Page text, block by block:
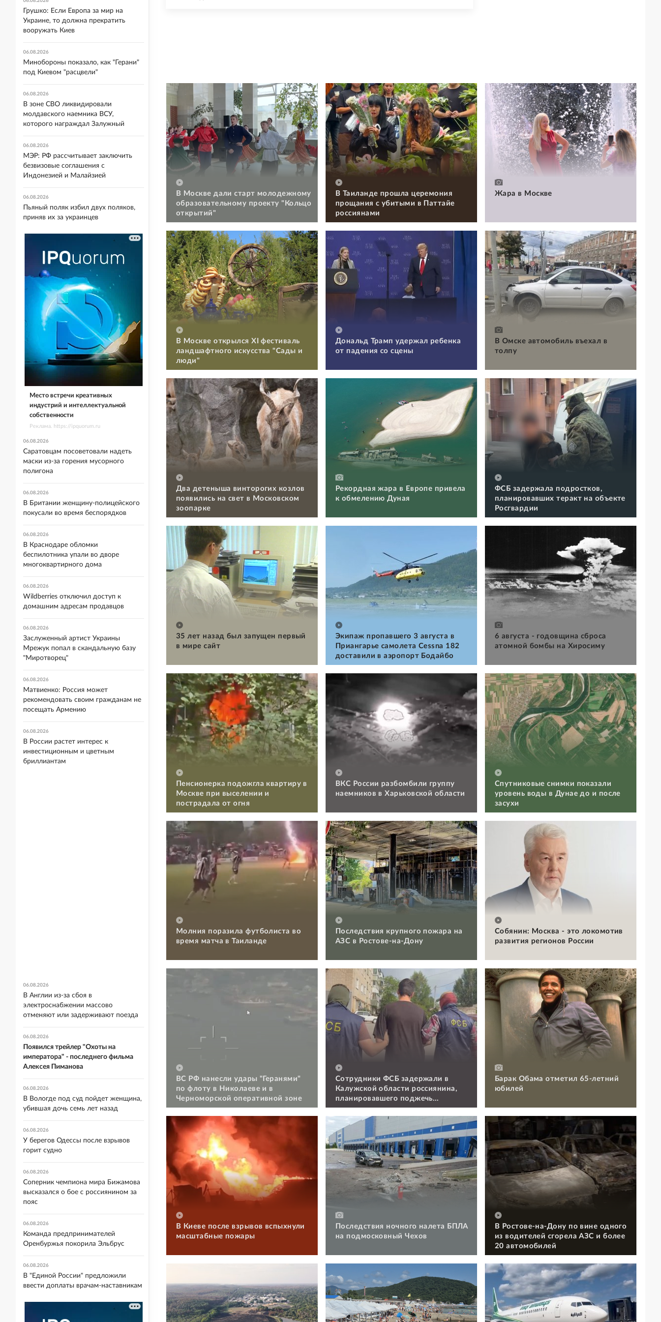
В Москве дали старт молодежному
образовательному проекту "Кольцо
открытий"
В Таиланде прошла церемония
прощания с убитыми в Паттайе
россиянами
Жара в Москве
В Москве открылся XI фестиваль
ландшафтного искусства "Сады и
люди"
Дональд Трамп удержал ребенка
от падения со сцены
В Омске автомобиль въехал в
толпу
Два детеныша винторогих козлов
появились на свет в Московском
зоопарке
Рекордная жара в Европе привела
к обмелению Дуная
ФСБ задержала подростков,
планировавших теракт на объекте
Росгвардии
35 лет назад был запущен первый
в мире сайт
Экипаж пропавшего 3 августа в
Приангарье самолета Cessna 182
доставили в аэропорт Бодайбо
6 августа - годовщина сброса
атомной бомбы на Хиросиму
Пенсионерка подожгла квартиру в
Москве при выселении и
пострадала от огня
ВКС России разбомбили группу
наемников в Харьковской области
Спутниковые снимки показали
уровень воды в Дунае до и после
засухи
Молния поразила футболиста во
время матча в Таиланде
Последствия крупного пожара на
АЗС в Ростове-на-Дону
Собянин: Москва - это локомотив
развития регионов России
ВС РФ нанесли удары "Геранями"
по флоту в Николаеве и в
Черноморской оперативной зоне
Сотрудники ФСБ задержали в
Калужской области россиянина,
планировавшего поджечь
военкомат
Барак Обама отметил 65-летний
юбилей
В Киеве после взрывов вспыхнули
масштабные пожары
Последствия ночного налета БПЛА
на подмосковный Чехов
В Ростове-на-Дону по вине одного
из водителей сгорела АЗС и более
20 автомобилей
Грушко: Если Европа за мир на
Украине, то должна прекратить
вооружать Киев
06.08.2026
Минобороны показало, как "Герани"
под Киевом "расцвели"
06.08.2026
В зоне СВО ликвидировали
молдавского наемника ВСУ,
которого награждал Залужный
06.08.2026
МЭР: РФ рассчитывает заключить
безвизовые соглашения с
Индонезией и Малайзией
06.08.2026
Пьяный поляк избил двух поляков,
приняв их за украинцев
Место встречи креативных
индустрий и интеллектуальной
собственности
Реклама. https://ipquorum.ru
06.08.2026
Саратовцам посоветовали надеть
маски из-за горения мусорного
полигона
06.08.2026
В Британии женщину-полицейского
покусали во время беспорядков
06.08.2026
В Краснодаре обломки
беспилотника упали во дворе
многоквартирного дома
06.08.2026
Wildberries отключил доступ к
домашним адресам продавцов
06.08.2026
Заслуженный артист Украины
Мрежук попал в скандальную базу
"Миротворец"
06.08.2026
Матвиенко: Россия может
рекомендовать своим гражданам не
посещать Армению
06.08.2026
В России растет интерес к
инвестиционным и цветным
бриллиантам
06.08.2026
В Англии из-за сбоя в
электроснабжении массово
отменяют или задерживают поезда
06.08.2026
Появился трейлер "Охоты на
императора" - последнего фильма
Алексея Пиманова
06.08.2026
В Вологде под суд пойдет женщина,
убившая дочь семь лет назад
06.08.2026
У берегов Одессы после взрывов
горит судно
06.08.2026
Соперник чемпиона мира Бижамова
высказался о бое с россиянином за
пояс
06.08.2026
Команда предпринимателей
Оренбуржья покорила Эльбрус
06.08.2026
В "Единой России" предложили
ввести доплаты врачам-наставникам